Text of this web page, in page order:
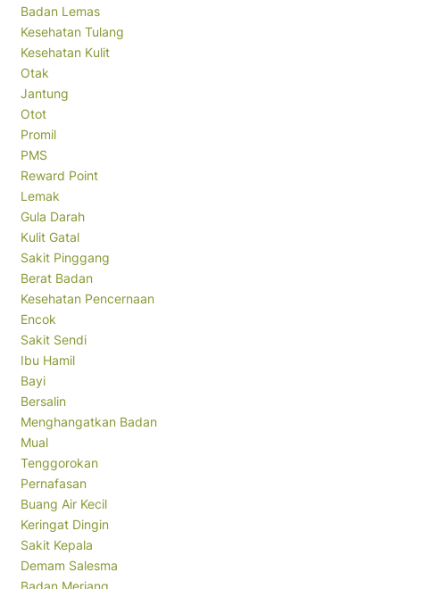
Badan Lemas
Kesehatan Tulang
Kesehatan Kulit
Otak
Jantung
Otot
Promil
PMS
Reward Point
Lemak
Gula Darah
Kulit Gatal
Sakit Pinggang
Berat Badan
Kesehatan Pencernaan
Encok
Sakit Sendi
Ibu Hamil
Bayi
Bersalin
Menghangatkan Badan
Mual
Tenggorokan
Pernafasan
Buang Air Kecil
Keringat Dingin
Sakit Kepala
Demam Salesma